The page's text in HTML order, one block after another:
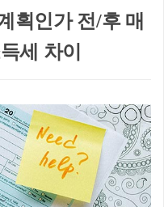
획인가 전/후 매
세 차이